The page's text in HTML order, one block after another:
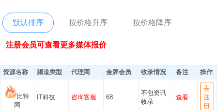
默认排序 按价格升序 按价格降序
注册会员可查看更多媒体报价
资源名称 频道类型 代理商 金牌会员 收录情况 备注 操作
比特
网
IT科技 咨询客服 68
不包资讯
收录
查看
去
注
册